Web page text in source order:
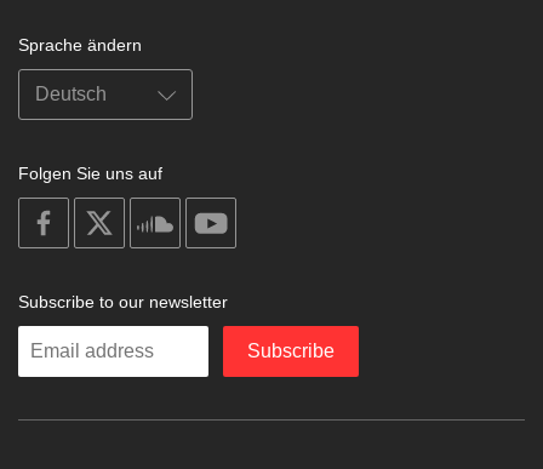
Sprache ändern
Folgen Sie uns auf
on
facebook
soundcloud
Subscribe to our newsletter
Enter
Subscribe